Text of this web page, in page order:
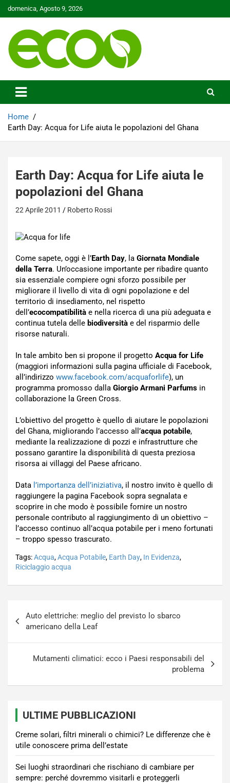
Skip
to
domenica, Agosto 9, 2026
Ecoo.it
Home
Earth Day: Acqua for Life aiuta le popolazioni del Ghana
Earth Day: Acqua for Life aiuta le
popolazioni del Ghana
22 Aprile 2011 Roberto Rossi
Come sapete, oggi è l’Earth Day, la Giornata Mondiale
della Terra. Un’occasione importante per ribadire quanto
sia essenziale compiere ogni sforzo possibile per
migliorare il livello di vita di ogni popolazione e del
territorio di insediamento, nel rispetto
dell’ecocompatibilità e nella ricerca di una più adeguata e
continua tutela delle biodiversità e del risparmio delle
risorse naturali.
In tale ambito ben si propone il progetto Acqua for Life
(maggiori informazioni sulla pagina ufficiale di Facebook,
all’indirizzo www.facebook.com/acquaforlife), un
programma promosso dalla Giorgio Armani Parfums in
collaborazione la Green Cross.
L’obiettivo del progetto è quello di aiutare le popolazioni
del Ghana, migliorando l’accesso all’acqua potabile,
mediante la realizzazione di pozzi e infrastrutture che
possano garantire la disponibilità di questa preziosa
risorsa ai villaggi del Paese africano.
Data l’importanza dell’iniziativa, il nostro invito è quello di
raggiungere la pagina Facebook sopra segnalata e
scoprire in che modo è possibile fornire un nostro
personale contributo al raggiungimento di un obiettivo –
l’accesso continuo all’acqua potabile per i meno fortunati
– troppo spesso trascurato.
Tags:Acqua,Acqua Potabile, Earth Day, In Evidenza,
Riciclaggio acqua
articoli
Auto elettriche: meglio del previsto lo sbarco
americano della Leaf
Mutamenti climatici: ecco i Paesi responsabili del
problema
ULTIME PUBBLICAZIONI
Creme solari, filtri minerali o chimici? Le differenze che è
utile conoscere prima dell’estate
Sei luoghi straordinari che rischiano di cambiare per
sempre: perché dovremmo visitarli e proteggerli